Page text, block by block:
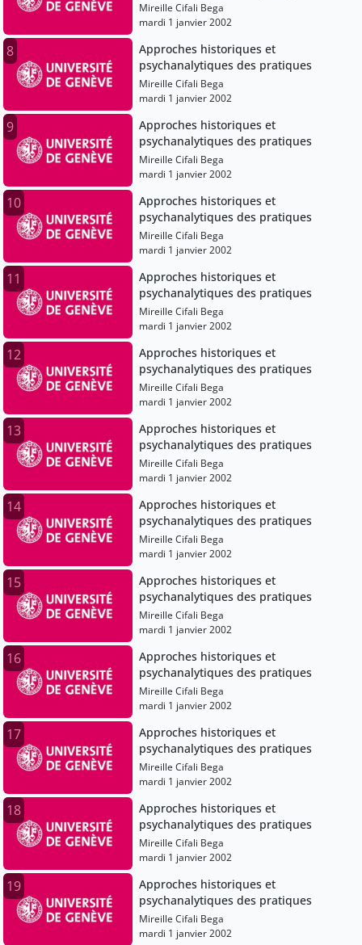
Mireille Cifali Bega
mardi 1 janvier 2002
8
Approches historiques et
psychanalytiques des pratiques
Mireille Cifali Bega
mardi 1 janvier 2002
9
Approches historiques et
psychanalytiques des pratiques
Mireille Cifali Bega
mardi 1 janvier 2002
10
Approches historiques et
psychanalytiques des pratiques
Mireille Cifali Bega
mardi 1 janvier 2002
11
Approches historiques et
psychanalytiques des pratiques
Mireille Cifali Bega
mardi 1 janvier 2002
12
Approches historiques et
psychanalytiques des pratiques
Mireille Cifali Bega
mardi 1 janvier 2002
13
Approches historiques et
psychanalytiques des pratiques
Mireille Cifali Bega
mardi 1 janvier 2002
14
Approches historiques et
psychanalytiques des pratiques
Mireille Cifali Bega
mardi 1 janvier 2002
15
Approches historiques et
psychanalytiques des pratiques
Mireille Cifali Bega
mardi 1 janvier 2002
16
Approches historiques et
psychanalytiques des pratiques
Mireille Cifali Bega
mardi 1 janvier 2002
17
Approches historiques et
psychanalytiques des pratiques
Mireille Cifali Bega
mardi 1 janvier 2002
18
Approches historiques et
psychanalytiques des pratiques
Mireille Cifali Bega
mardi 1 janvier 2002
19
Approches historiques et
psychanalytiques des pratiques
Mireille Cifali Bega
mardi 1 janvier 2002